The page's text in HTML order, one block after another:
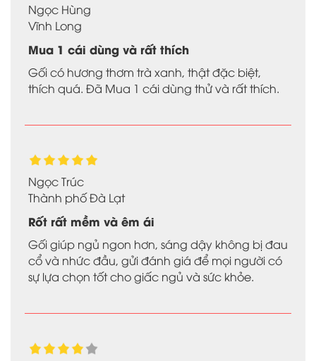
Ngọc Hùng
Vĩnh Long
Mua 1 cái dùng và rất thích
Gối có hương thơm trà xanh, thật đặc biệt,
thích quá. Đã Mua 1 cái dùng thử và rất thích.
Ngọc Trúc
Thành phố Đà Lạt
Rốt rất mềm và êm ái
Gối giúp ngủ ngon hơn, sáng dậy không bị đau
cổ và nhức đầu, gửi đánh giá để mọi người có
sự lựa chọn tốt cho giấc ngủ và sức khỏe.